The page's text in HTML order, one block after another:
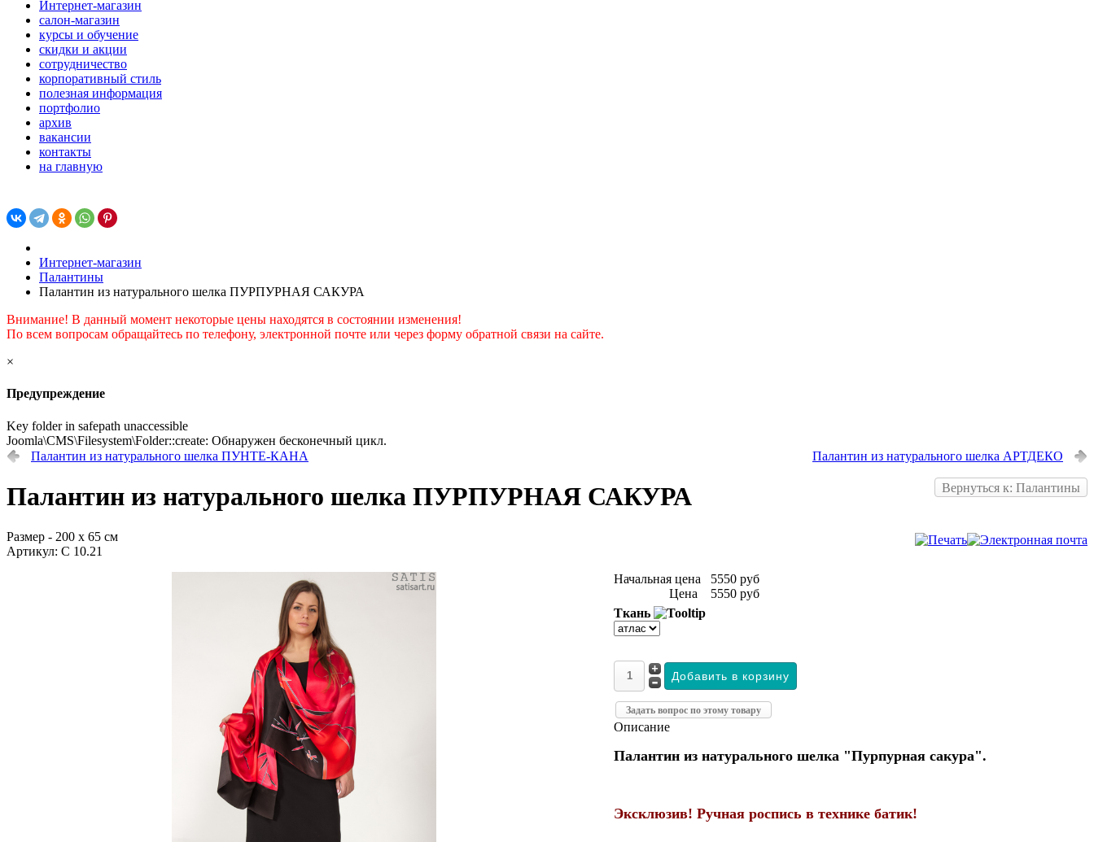
Интернет-магазин
салон-магазин
курсы и обучение
скидки и акции
сотрудничество
корпоративный стиль
полезная информация
портфолио
архив
вакансии
контакты
на главную
Интернет-магазин
Палантины
Палантин из натурального шелка ПУРПУРНАЯ САКУРА
Внимание! В данный момент некоторые цены находятся в состоянии изменения!
По всем вопросам обращайтесь по телефону, электронной почте или через форму обратной связи на сайте.
×
Предупреждение
Key folder in safepath unaccessible
Joomla\CMS\Filesystem\Folder::create: Обнаружен бесконечный цикл.
Палантин из натурального шелка ПУНТЕ-КАНА
Палантин из натурального шелка АРТДЕКО
Вернуться к: Палантины
Палантин из натурального шелка ПУРПУРНАЯ САКУРА
Размер - 200 х 65 см
Артикул: С 10.21
Начальная цена
5550 руб
Цена
5550 руб
Ткань
Задать вопрос по этому товару
Описание
Палантин из натурального шелка "Пурпурная сакура".
Эксклюзив! Ручная роспись в технике батик!